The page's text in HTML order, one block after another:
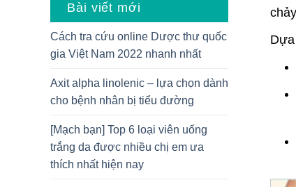
Bài viết mới
Cách tra cứu online Dược thư quốc
gia Việt Nam 2022 nhanh nhất
Axit alpha linolenic – lựa chọn dành
cho bệnh nhân bị tiểu đường
[Mạch bạn] Top 6 loại viên uống
trắng da được nhiều chị em ưa
thích nhất hiện nay